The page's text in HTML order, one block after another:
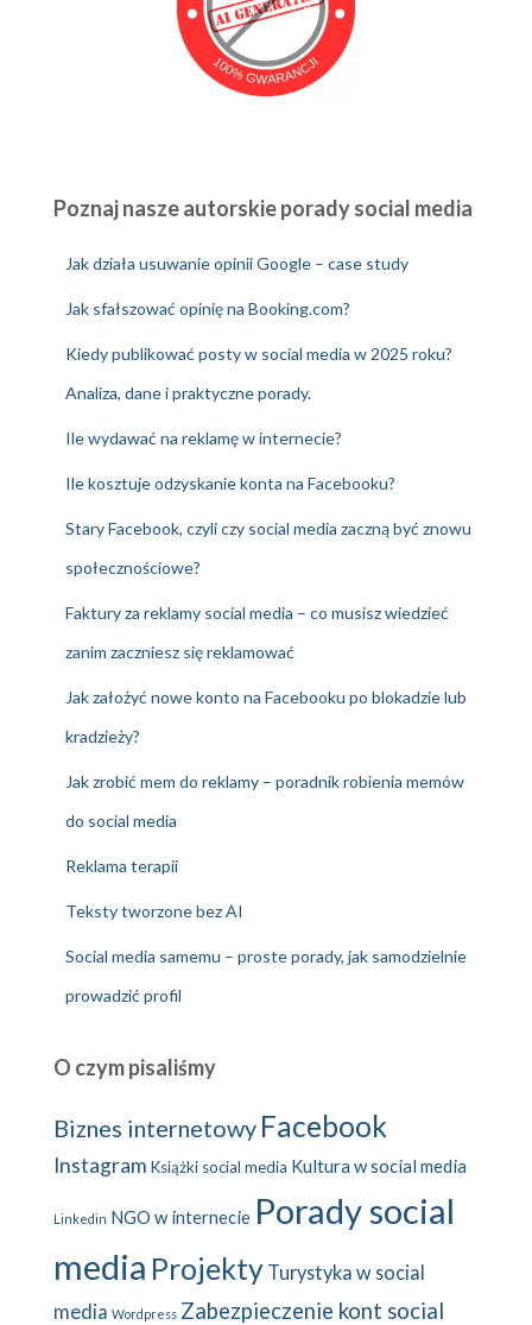
Poznaj nasze autorskie porady social media
Jak działa usuwanie opinii Google – case study
Jak sfałszować opinię na Booking.com?
Kiedy publikować posty w social media w 2025 roku?
Analiza, dane i praktyczne porady.
Ile wydawać na reklamę w internecie?
Ile kosztuje odzyskanie konta na Facebooku?
Stary Facebook, czyli czy social media zaczną być znowu
społecznościowe?
Faktury za reklamy social media – co musisz wiedzieć
zanim zaczniesz się reklamować
Jak założyć nowe konto na Facebooku po blokadzie lub
kradzieży?
Jak zrobić mem do reklamy – poradnik robienia memów
do social media
Reklama terapii
Teksty tworzone bez AI
Social media samemu – proste porady, jak samodzielnie
prowadzić profil
O czym pisaliśmy
Biznes internetowy Facebook
Instagram Książki social media Kultura w social media
Linkedin NGO w internecie Porady social
media Projekty Turystyka w social
media Wordpress Zabezpieczenie kont social